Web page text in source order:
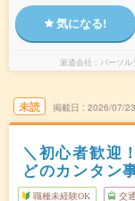
気になる!
派遣会社 パーソル
未読 掲載日 2026/07/23
＼初心者歓迎
どのカンタン
職種未経験OK 交